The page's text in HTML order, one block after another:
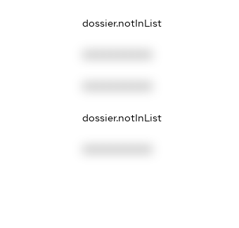
dossier.notInList
dossier.notInList